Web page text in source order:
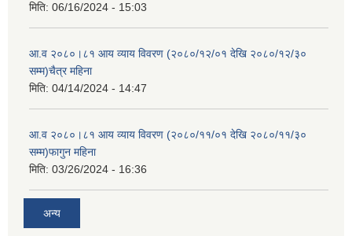
मिति: 06/16/2024 - 15:03
आ.व २०८०।८१ आय व्याय विवरण (२०८०/१२/०१ देखि २०८०/१२/३०
सम्म)चैत्र महिना
मिति: 04/14/2024 - 14:47
आ.व २०८०।८१ आय व्याय विवरण (२०८०/११/०१ देखि २०८०/११/३०
सम्म)फागुन महिना
मिति: 03/26/2024 - 16:36
अन्य